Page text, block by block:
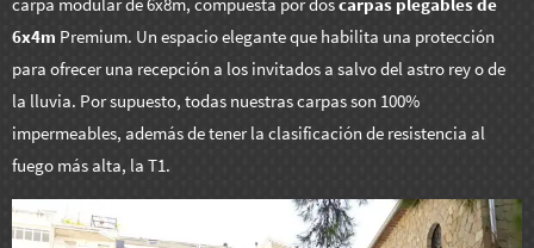
6x4m Premium. Un espacio elegante que habilita una protección
para ofrecer una recepción a los invitados a salvo del astro rey o de
la lluvia. Por supuesto, todas nuestras carpas son 100%
impermeables, además de tener la clasificación de resistencia al
fuego más alta, la T1.